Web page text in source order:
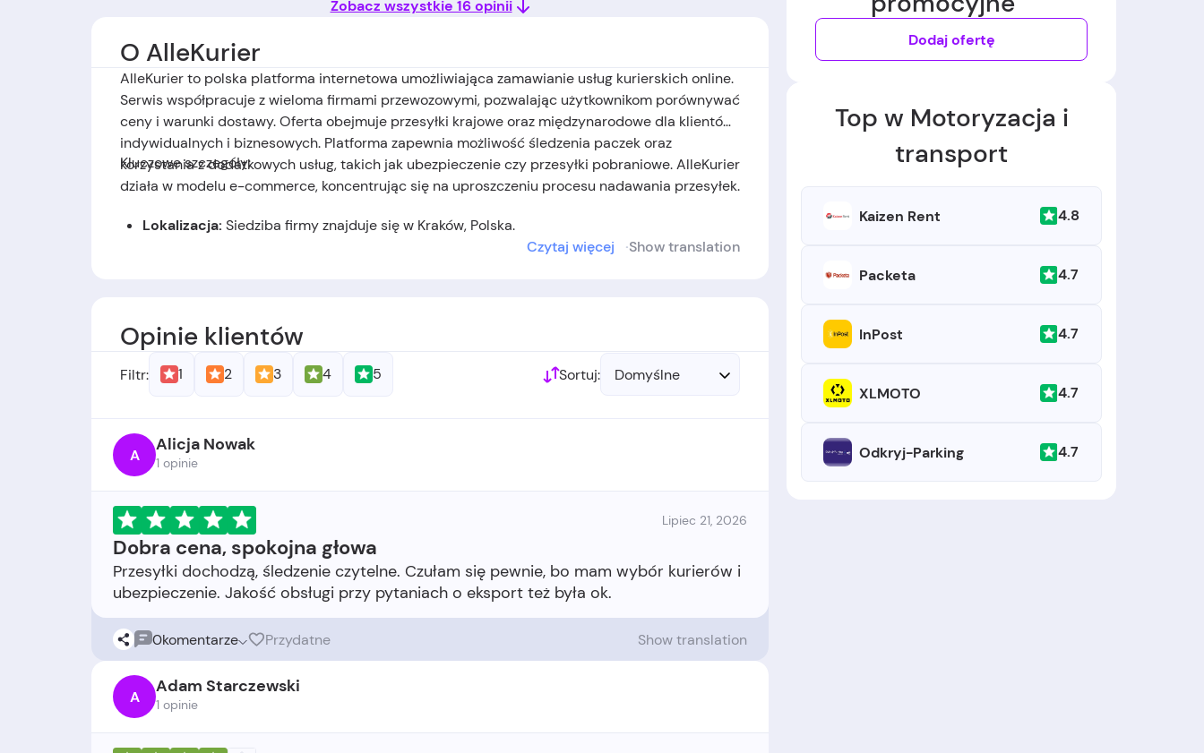
Zobacz wszystkie 16 opinii
O AlleKurier
AlleKurierto polska platforma internetowa umożliwiająca zamawianie usług kurierskich online.
Serwis współpracuje z wieloma firmami przewozowymi, pozwalając użytkownikom porównywać
ceny i warunki dostawy. Oferta obejmuje przesyłki krajowe oraz międzynarodowe dla klientów
indywidualnych i biznesowych. Platforma zapewnia możliwość śledzenia paczek oraz
korzystania z dodatkowych usług, takich jak ubezpieczenie czy przesyłki pobraniowe. AlleKurier
działa w modelu e-commerce, koncentrując się na uproszczeniu procesu nadawania przesyłek.
Kluczowe szczegóły:
Lokalizacja: Siedziba firmy znajduje się w Kraków, Polska.
Czytaj więcej Show translation
Dodaj ofertę
Top w Motoryzacja i
transport
Kaizen Rent 4.8
Packeta 4.7
InPost 4.7
XLMOTO 4.7
Odkryj-Parking 4.7
Opinie klientów
Sortuj: Domyślne
Filtr: 1 2 3 4 5
A Alicja Nowak
1 opinie
Lipiec 21, 2026
Dobra cena, spokojna głowa
Przesyłki dochodzą, śledzenie czytelne. Czułam się pewnie, bo mam wybór kurierów i
0komentarze Przydatne Show translation
A Adam Starczewski
1 opinie